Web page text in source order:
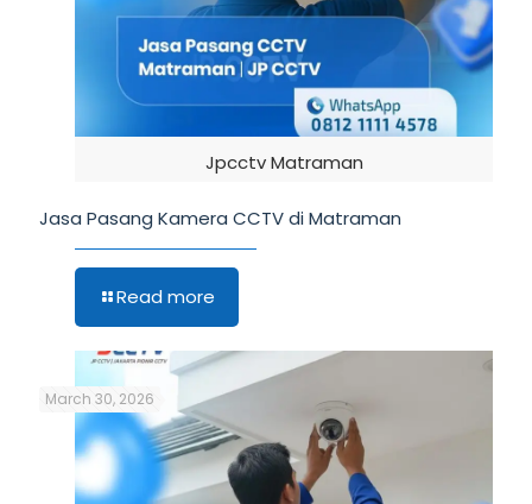
Jpcctv Matraman
Jasa Pasang Kamera CCTV di Matraman
Read more
March 30, 2026